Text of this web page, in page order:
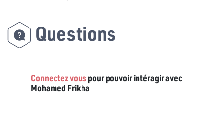
Questions
Connectez vouspour pouvoir intéragir avec
Mohamed Frikha